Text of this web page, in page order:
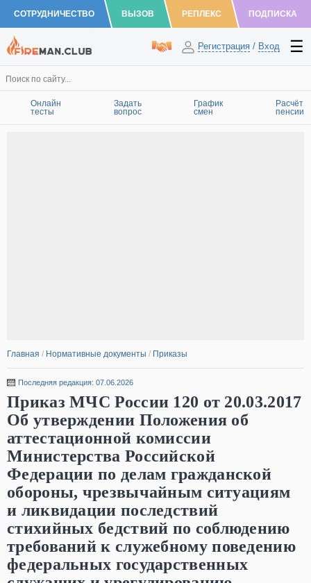
СОТРУДНИЧЕСТВО ВЫЗОВ РЕПЛЕКС ПОДПИСКА
Регистрация / Вход
Онлайн
тесты
Задать
вопрос
График
смен
Расчёт
пенсии
Главная / Нормативные документы / Приказы
Последняя редакция: 07.06.2026
Приказ МЧС России 120 от 20.03.2017
Об утверждении Положения об
аттестационной комиссии
Министерства Российской
Федерации по делам гражданской
обороны, чрезвычайным ситуациям
и ликвидации последствий
стихийных бедствий по соблюдению
требований к служебному поведению
федеральных государственных